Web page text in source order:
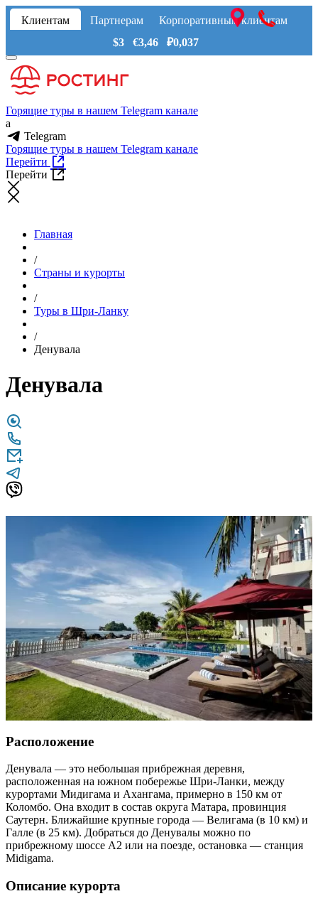
Клиентам Партнерам
Корпоративным клиентам
$3 €3,46 ₽0,037
Горящие туры в нашем Telegram канале
a
Telegram
Горящие туры в нашем Telegram канале
Перейти
Перейти
Главная
/
Страны и курорты
/
Туры в Шри-Ланку
/
Денувала
Денувала
Расположение
Денувала — это небольшая прибрежная деревня,
расположенная на южном побережье Шри-Ланки, между
курортами Мидигама и Ахангама, примерно в 150 км от
Коломбо. Она входит в состав округа Матара, провинция
Саутерн. Ближайшие крупные города — Велигама (в 10 км) и
Галле (в 25 км). Добраться до Денувалы можно по
прибрежному шоссе A2 или на поезде, остановка — станция
Midigama.
Описание курорта